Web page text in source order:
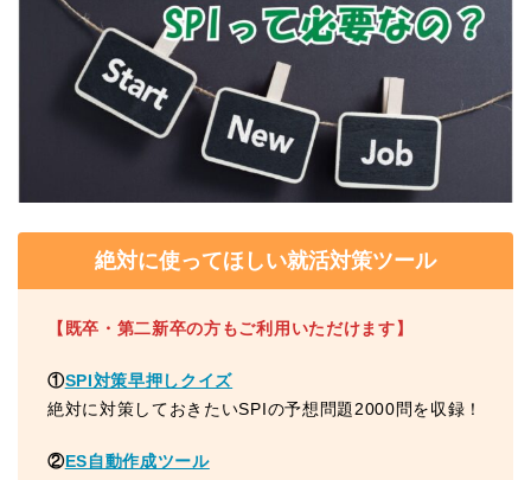
絶対に使ってほしい就活対策ツール
【既卒・第二新卒の方もご利用いただけます】
①SPI対策早押しクイズ
絶対に対策しておきたいSPIの予想問題2000問を収録！
②ES自動作成ツール